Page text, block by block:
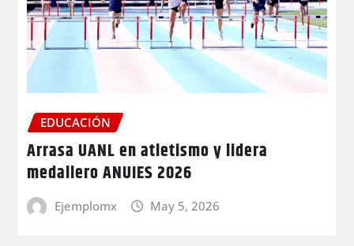
EDUCACIÓN
Arrasa UANL en atletismo y lidera
medallero ANUIES 2026
Ejemplomx May 5, 2026